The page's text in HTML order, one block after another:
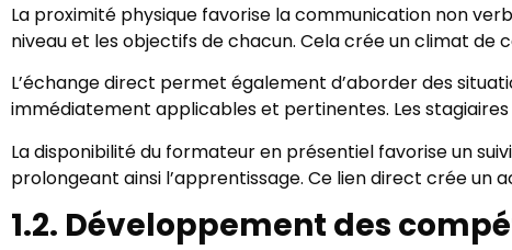
La proximité physique favorise la communication non
niveau et les objectifs de chacun. Cela crée un climat
L’échange direct permet également d’aborder des
immédiatement applicables et pertinentes. Les
La disponibilité du formateur en présentiel favorise un
prolongeant ainsi l’apprentissage. Ce lien direct crée
1.2. Développement des